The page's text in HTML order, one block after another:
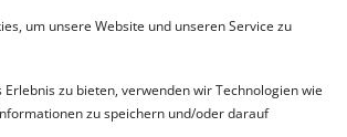
um unsere Website und unseren Service zu
zu bieten, verwenden wir Technologien wie
zu speichern und/oder darauf
rechte Gewalt
Schüler
sagen Wahlkampfendspurt ab